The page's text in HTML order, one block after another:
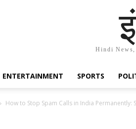
Hindi News,
ENTERTAINMENT SPORTS
How to Stop Spam Calls in India Permanently: